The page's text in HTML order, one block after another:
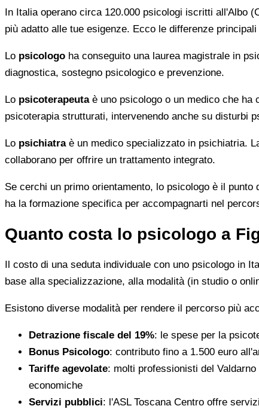
In Italia operano circa 120.000 psicologi iscritti all'Albo
più adatto alle tue esigenze. Ecco le differenze
Lo psicologo ha conseguito una laurea magistrale in
diagnostica, sostegno psicologico e prevenzione.
Lo psicoterapeutaè uno psicologo o un medico che ha
psicoterapia strutturati, intervenendo anche su disturbi
Lo psichiatraè un medico specializzato in psichiatria.
collaborano per offrire un trattamento integrato.
Se cerchi un primo orientamento, lo psicologo è il
ha la formazione specifica per accompagnarti nel
Quanto costa lo psicologo a
Il costo di una seduta individuale con uno psicologo in
base alla specializzazione, alla modalità (in studio o
Esistono diverse modalità per rendere il percorso più
Detrazione fiscale del 19%: le spese per la
Bonus Psicologo: contributo fino a 1.500 euro
Tariffe agevolate: molti professionisti del
economiche
Servizi pubblici: l'ASL Toscana Centro offre